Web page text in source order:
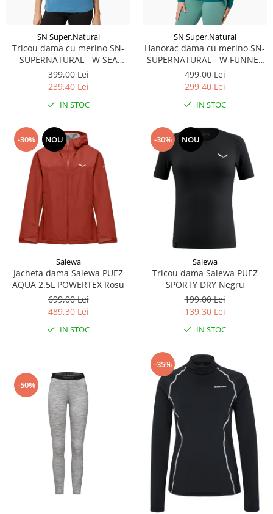
SN Super.Natural
Tricou dama cu merino SN-
SUPERNATURAL - W SEA
URCHIN TEE - Blue
Heaven/Blue Heaven/White
Stone
399,00 Lei
239,40 Lei
IN STOC
SN Super.Natural
Hanorac dama cu merino SN-
SUPERNATURAL - W FUNNEL
HOODIE Pacific
499,00 Lei
299,40 Lei
IN STOC
-30% NOU
Salewa
Jacheta dama Salewa PUEZ
AQUA 2.5L POWERTEX Rosu
699,00 Lei
489,30 Lei
IN STOC
-30% NOU
Salewa
Tricou dama Salewa PUEZ
SPORTY DRY Negru
199,00 Lei
139,30 Lei
IN STOC
-50%
-35%